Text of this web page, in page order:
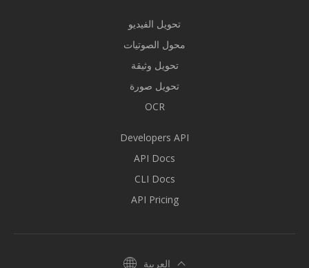
تحويل الفيديو
محول الصوتيات
تحويل وثيقة
تحويل صورة
OCR
Developers API
API Docs
CLI Docs
API Pricing
العربية